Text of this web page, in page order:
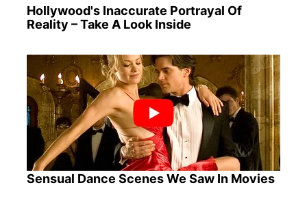
Hollywood's Inaccurate Portrayal Of
Reality – Take A Look Inside
Sensual Dance Scenes We Saw In Movies